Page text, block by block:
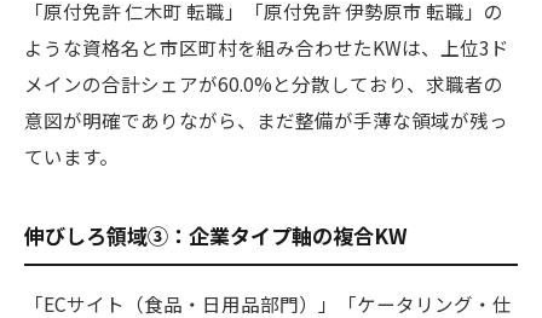
「原付免許 仁木町 転職」「原付免許 伊勢原市 転職」の
ような資格名と市区町村を組み合わせたKWは、上位3ド
メインの合計シェアが60.0%と分散しており、求職者の
意図が明確でありながら、まだ整備が手薄な領域が残っ
ています。
伸びしろ領域③：企業タイプ軸の複合KW
「ECサイト（食品・日用品部門）」「ケータリング・仕